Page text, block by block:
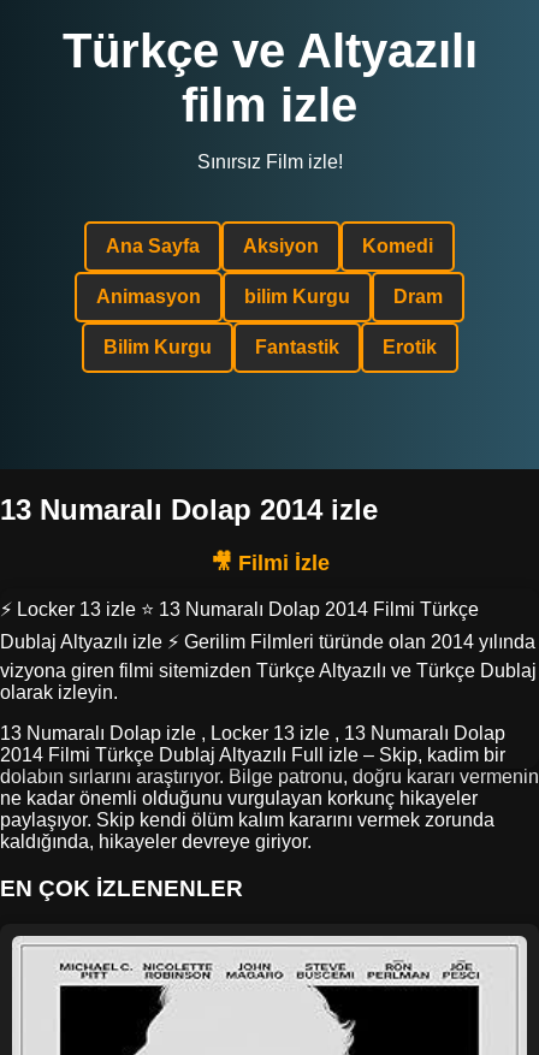
Türkçe ve Altyazılı
film izle
Sınırsız Film izle!
Ana Sayfa Aksiyon Komedi
Animasyon bilim Kurgu Dram
Bilim Kurgu Fantastik Erotik
13 Numaralı Dolap 2014 izle
⚡ Locker 13 izle ⭐ 13 Numaralı Dolap 2014 Filmi Türkçe
Dublaj Altyazılı izle ⚡ Gerilim Filmleri türünde olan 2014 yılında
vizyona giren filmi sitemizden Türkçe Altyazılı ve Türkçe Dublaj
olarak izleyin.
13 Numaralı Dolap izle , Locker 13 izle , 13 Numaralı Dolap
2014 Filmi Türkçe Dublaj Altyazılı Full izle – Skip, kadim bir
dolabın sırlarını araştırıyor. Bilge patronu, doğru kararı vermenin
ne kadar önemli olduğunu vurgulayan korkunç hikayeler
paylaşıyor. Skip kendi ölüm kalım kararını vermek zorunda
kaldığında, hikayeler devreye giriyor.
EN ÇOK İZLENENLER